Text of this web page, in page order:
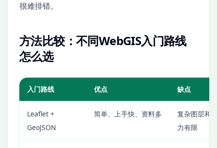
很难排错。
方法比较：不同WebGIS入门路线
怎么选
入门路线 优点 缺点
Leaflet +
GeoJSON
简单、上手快、资料多
复杂图层和
力有限